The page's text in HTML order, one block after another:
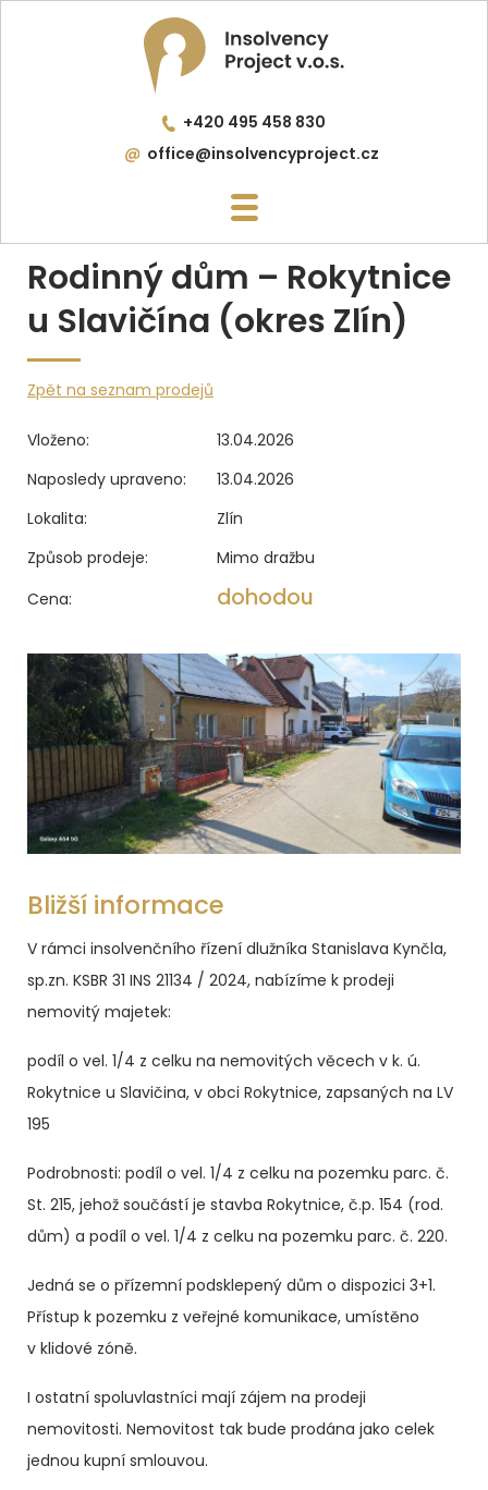
+420 495 458 830
office@insolvencyproject.cz
Rodinný dům – Rokytnice
u Slavičína (okres Zlín)
Zpět na seznam prodejů
Vloženo:
13.04.2026
Naposledy upraveno:
13.04.2026
Lokalita:
Zlín
Způsob prodeje:
Mimo dražbu
Cena:
dohodou
Bližší informace
V rámci insolvenčního řízení dlužníka Stanislava Kynčla,
sp.zn. KSBR 31 INS 21134 / 2024, nabízíme k prodeji
nemovitý majetek:
podíl o vel. 1/4 z celku na nemovitých věcech v k. ú.
Rokytnice u Slavičina, v obci Rokytnice, zapsaných na LV
195
Podrobnosti: podíl o vel. 1/4 z celku na pozemku parc. č.
St. 215, jehož součástí je stavba Rokytnice, č.p. 154 (rod.
dům) a podíl o vel. 1/4 z celku na pozemku parc. č. 220.
Jedná se o přízemní podsklepený dům o dispozici 3+1.
Přístup k pozemku z veřejné komunikace, umístěno
v klidové zóně.
I ostatní spoluvlastníci mají zájem na prodeji
nemovitosti. Nemovitost tak bude prodána jako celek
jednou kupní smlouvou.